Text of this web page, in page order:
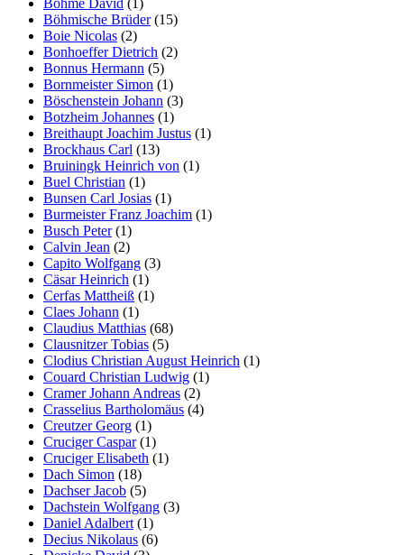
Böhme David (1)
Böhmische Brüder(15)
Boie Nicolas (2)
Bonhoeffer Dietrich (2)
Bonnus Hermann (5)
Bornmeister Simon (1)
Böschenstein Johann (3)
Botzheim Johannes (1)
Breithaupt Joachim Justus (1)
Brockhaus Carl (13)
Bruiningk Heinrich von (1)
Buel Christian (1)
Bunsen Carl Josias (1)
Burmeister Franz Joachim (1)
Busch Peter(1)
Calvin Jean (2)
Capito Wolfgang (3)
Cäsar Heinrich (1)
Cerfas Mattheiß (1)
Claes Johann (1)
Claudius Matthias (68)
Clausnitzer Tobias (5)
Clodius Christian August Heinrich (1)
Couard Christian Ludwig (1)
Cramer Johann Andreas (2)
Crasselius Bartholomäus (4)
Creutzer Georg (1)
Cruciger Caspar(1)
Cruciger Elisabeth (1)
Dach Simon (18)
Dachser Jacob (5)
Dachstein Wolfgang (3)
Daniel Adalbert (1)
Decius Nikolaus (6)